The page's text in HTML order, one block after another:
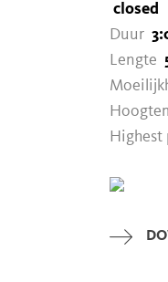
closed
Duur
Lengte